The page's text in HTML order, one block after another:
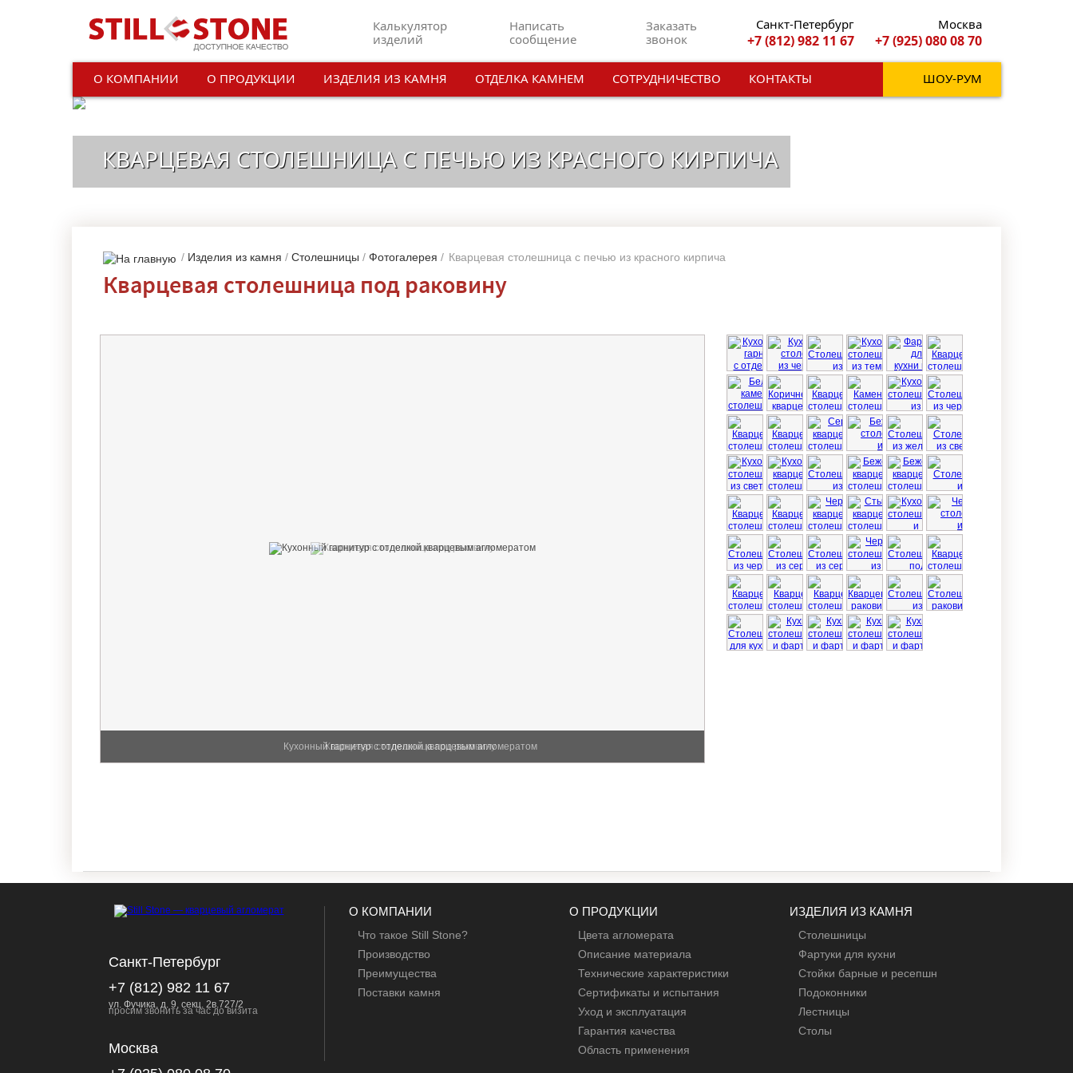
Санкт-Петербург
+7 (812) 982 11 67
Москва
+7 (925) 080 08 70
Заказать
звонок
Написать
сообщение
Калькулятор
изделий
О КОМПАНИИ О ПРОДУКЦИИ ИЗДЕЛИЯ ИЗ КАМНЯ ОТДЕЛКА КАМНЕМ СОТРУДНИЧЕСТВО КОНТАКТЫ ШОУ-РУМ
КВАРЦЕВАЯ СТОЛЕШНИЦА С ПЕЧЬЮ ИЗ КРАСНОГО КИРПИЧА
/ Изделия из камня / Столешницы / Фотогалерея / Кварцевая столешница с печью из красного кирпича
Кварцевая столешница под раковину
Кухонный гарнитур с отделкой кварцевым агломератом
Кварцевая столешница под раковину
просим звонить за час до визита
Санкт-Петербург
+7 (812) 982 11 67
ул. Фучика, д. 9, секц. 2в.727/2
Москва
О КОМПАНИИ
Что такое Still Stone?
Производство
Преимущества
Поставки камня
О ПРОДУКЦИИ
Цвета агломерата
Описание материала
Технические характеристики
Сертификаты и испытания
Уход и эксплуатация
Гарантия качества
Область применения
ИЗДЕЛИЯ ИЗ КАМНЯ
Столешницы
Фартуки для кухни
Стойки барные и ресепшн
Подоконники
Лестницы
Столы